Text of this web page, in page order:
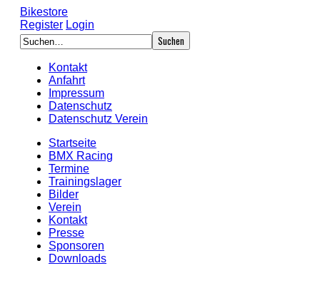
Bikestore
Register Login
Kontakt
Anfahrt
Impressum
Datenschutz
Datenschutz Verein
Startseite
BMX Racing
Termine
Trainingslager
Bilder
Verein
Kontakt
Presse
Sponsoren
Downloads